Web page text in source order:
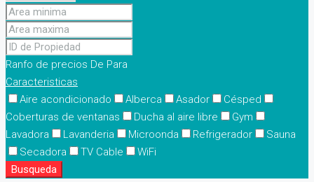
Ranfo de precios De Para
Caracteristicas
Aire acondicionado
Alberca Asador
Césped
Coberturas de ventanas
Ducha al aire libre
Gym
Lavadora
Lavanderia Microonda Refrigerador
Sauna
Secadora
TV Cable
WiFi
Busqueda